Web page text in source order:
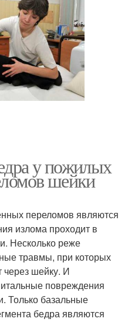
у пожилых
шейки
переломов являются
излома проходит в
Несколько реже
травмы, при которых
через шейку. И
повреждения
Только базальные
бедра являются